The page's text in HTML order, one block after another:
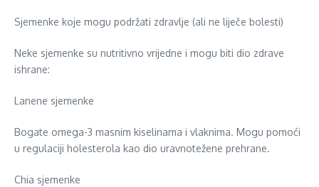
Sjemenke koje mogu podržati zdravlje (ali ne liječe bolesti)
Neke sjemenke su nutritivno vrijedne i mogu biti dio zdrave
ishrane:
Lanene sjemenke
Bogate omega-3 masnim kiselinama i vlaknima. Mogu pomoći
u regulaciji holesterola kao dio uravnotežene prehrane.
Chia sjemenke